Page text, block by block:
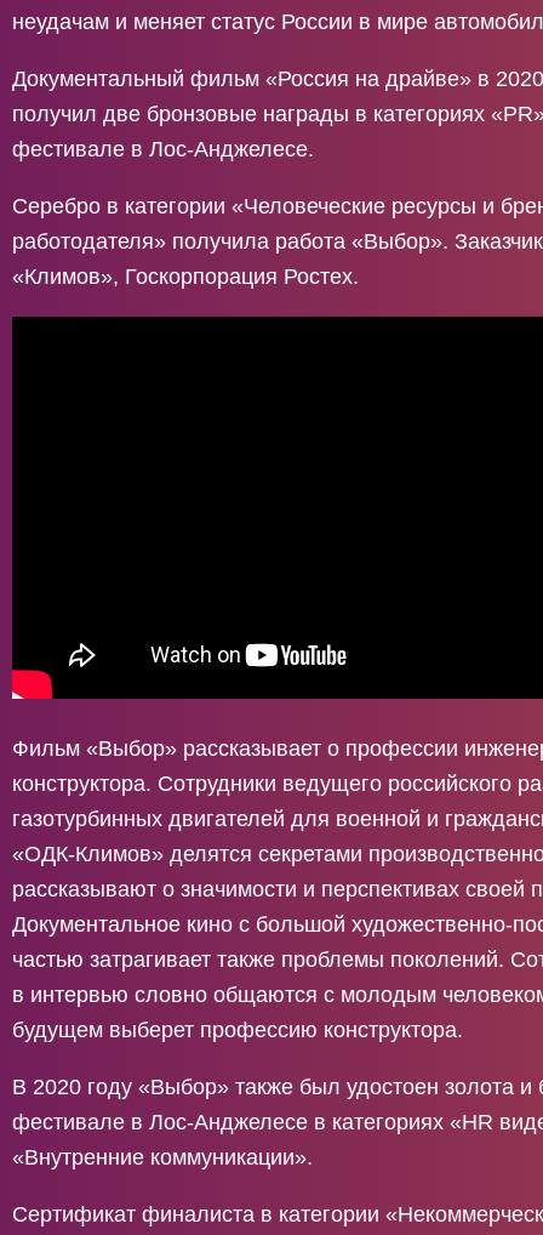
неудачам и меняет статус России в мире
Документальный фильм «Россия на драйве» в
получил две бронзовые награды в категориях
фестивале в Лос-Анджелесе.
Серебро в категории «Человеческие ресурсы и
работодателя» получила работа «Выбор».
«Климов», Госкорпорация Ростех.
Фильм «Выбор» рассказывает о профессии
конструктора. Сотрудники ведущего российского
газотурбинных двигателей для военной и
«ОДК-Климов» делятся секретами
рассказывают о значимости и перспективах своей
Документальное кино с большой художественно-
частью затрагивает также проблемы поколений.
в интервью словно общаются с молодым
будущем выберет профессию конструктора.
В 2020 году «Выбор» также был удостоен золота и
фестивале в Лос-Анджелесе в категориях «HR
«Внутренние коммуникации».
Сертификат финалиста в категории